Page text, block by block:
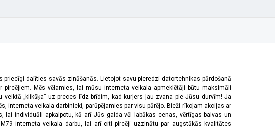
dalīties savās zināšanās. Lietojot savu pieredzi datortehnikas pārdošanā
Mēs vēlamies, lai mūsu interneta veikala apmeklētāji būtu maksimāli
„klikšķa” uz preces līdz brīdim, kad kurjers jau zvana pie Jūsu durvīm! Ja
interneta veikala darbinieki, parūpējamies par visu pārējo. Bieži rīkojam akcijas ar
individuāli apkalpotu, kā arī Jūs gaida vēl labākas cenas, vērtīgas balvas un
interneta veikala darbu, lai arī citi pircēji uzzinātu par augstākās kvalitātes